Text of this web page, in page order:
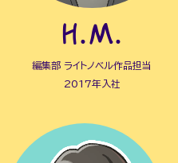
H.M.
編集部 ライトノベル作品担当
2017年入社